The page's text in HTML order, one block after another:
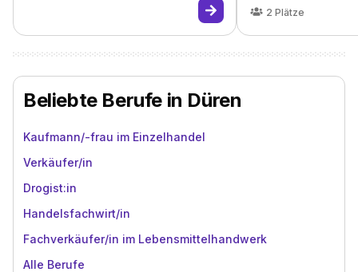
2 Plätze
Beliebte Berufe in Düren
Kaufmann/-frau im Einzelhandel
Verkäufer/in
Drogist:in
Handelsfachwirt/in
Fachverkäufer/in im Lebensmittelhandwerk
Alle Berufe